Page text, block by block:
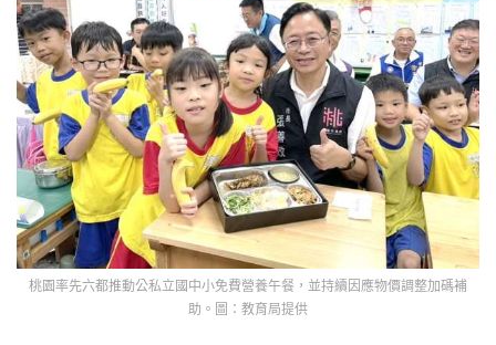
桃園率先六都推動公私立國中小免費營養午餐，並持續因應物價調整加碼補
助。圖：教育局提供